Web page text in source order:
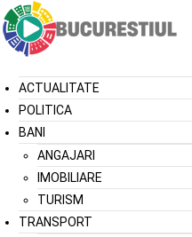
ACTUALITATE
POLITICA
BANI
ANGAJARI
IMOBILIARE
TURISM
TRANSPORT